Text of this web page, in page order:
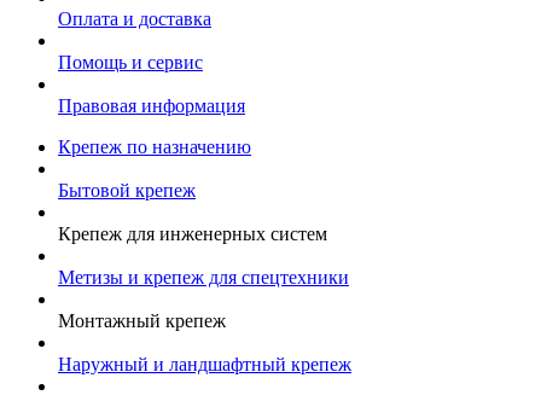
Оплата и доставка
Помощь и сервис
Правовая информация
Крепеж по назначению
Бытовой крепеж
Крепеж для инженерных систем
Метизы и крепеж для спецтехники
Монтажный крепеж
Наружный и ландшафтный крепеж